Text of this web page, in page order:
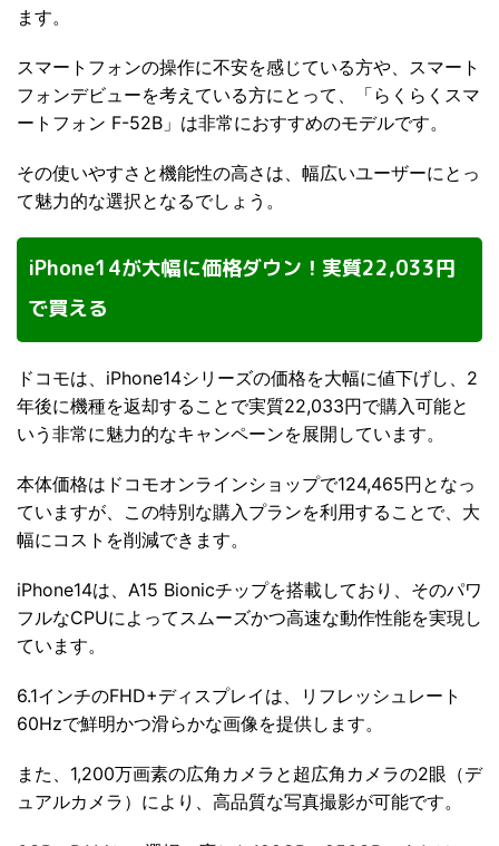
ます。
スマートフォンの操作に不安を感じている方や、スマート
フォンデビューを考えている方にとって、「らくらくスマ
ートフォン F-52B」は非常におすすめのモデルです。
その使いやすさと機能性の高さは、幅広いユーザーにとっ
て魅力的な選択となるでしょう。
iPhone14が大幅に価格ダウン！実質22,033円
で買える
ドコモは、iPhone14シリーズの価格を大幅に値下げし、2
年後に機種を返却することで実質22,033円で購入可能と
いう非常に魅力的なキャンペーンを展開しています。
本体価格はドコモオンラインショップで124,465円となっ
ていますが、この特別な購入プランを利用することで、大
幅にコストを削減できます。
iPhone14は、A15 Bionicチップを搭載しており、そのパワ
フルなCPUによってスムーズかつ高速な動作性能を実現し
ています。
6.1インチのFHD+ディスプレイは、リフレッシュレート
60Hzで鮮明かつ滑らかな画像を提供します。
また、1,200万画素の広角カメラと超広角カメラの2眼（デ
ュアルカメラ）により、高品質な写真撮影が可能です。